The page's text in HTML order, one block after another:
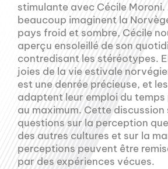
stimulante avec Cécile Moroni.
beaucoup imaginent la
pays froid et sombre, Cécile
aperçu ensoleillé de son
contredisant les stéréotypes.
joies de la vie estivale
est une denrée précieuse, et
adaptent leur emploi du
au maximum. Cette discussion
questions sur la perception
des autres cultures et sur la
perceptions peuvent être
par des expériences vécues.